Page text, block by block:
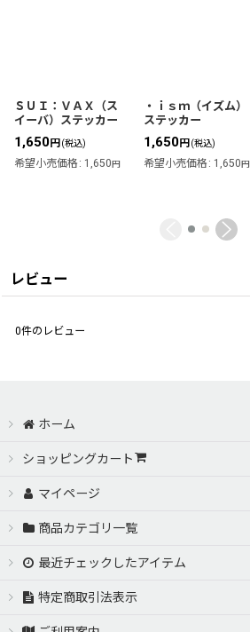
ＳＵＩ：ＶＡＸ（ス
イーバ）ステッカー
1,650円(税込)
希望小売価格 : 1,650円
・ｉｓｍ（イズム）
ステッカー
1,650円(税込)
希望小売価格 : 1,650円
レビュー
0件のレビュー
ホーム
ショッピングカート
マイページ
商品カテゴリ一覧
最近チェックしたアイテム
特定商取引法表示